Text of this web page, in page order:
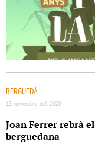
BERGUEDÀ
13 novembre del 2020
Joan Ferrer rebrà
berguedana